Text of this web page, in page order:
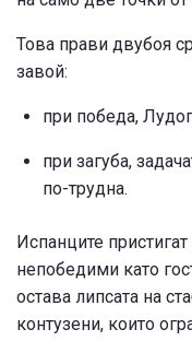
Това прави двубоя
завой:
при победа,
при загуба,
по-трудна.
Испанците
непобедими като
остава липсата на
контузени, които